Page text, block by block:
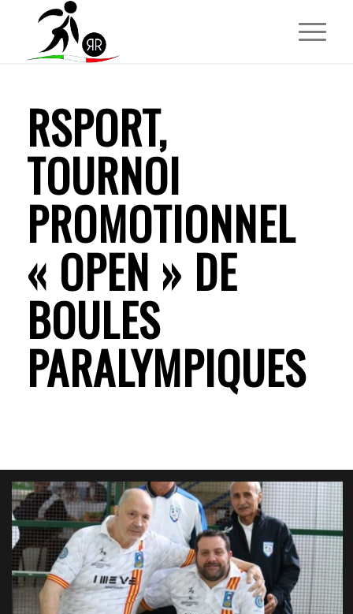
RSPORT,
TOURNOI
PROMOTIONNEL
« OPEN » DE
BOULES
PARALYMPIQUES